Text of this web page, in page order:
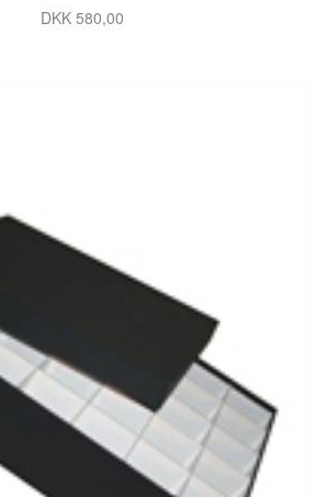
DKK 580,00